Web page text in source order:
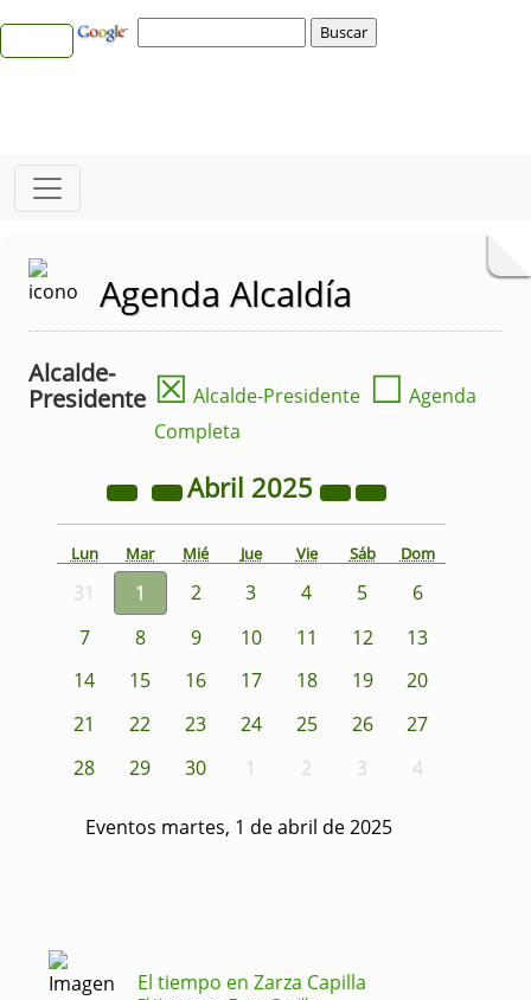
Agenda Alcaldía
Alcalde-
Presidente ☒ Alcalde-Presidente ☐ Agenda
Completa
Abril 2025
Lun Mar Mié Jue Vie Sáb Dom
31 1 2 3 4 5
6
7
8 9 10 11 12
13
14
15 16 17 18 19
20
21
22 23 24 25 26
27
28
29 30 1 2 3 4
Eventos martes, 1 de abril de 2025
El tiempo en Zarza Capilla